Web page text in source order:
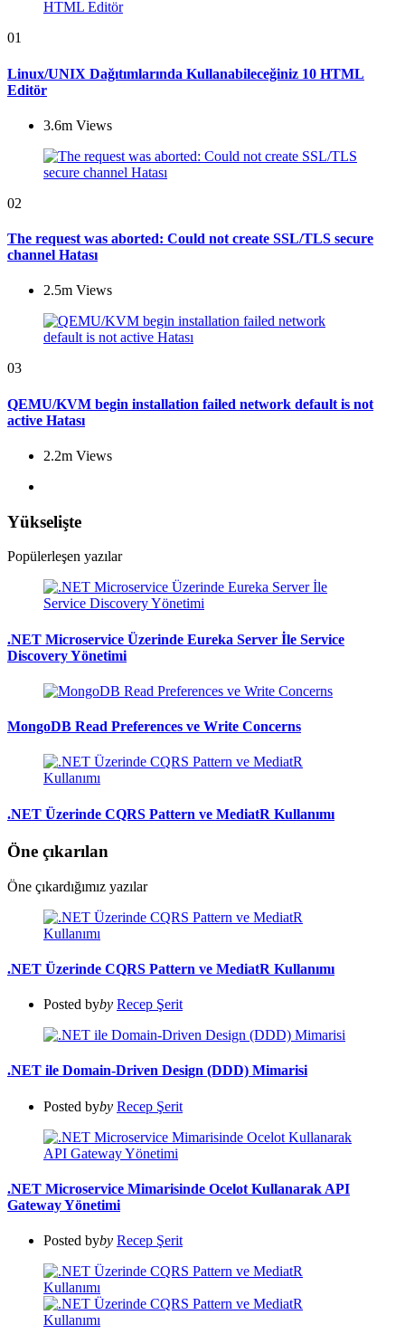
01
Linux/UNIX Dağıtımlarında Kullanabileceğiniz 10 HTML
Editör
3.6m Views
02
The request was aborted: Could not create SSL/TLS secure
channel Hatası
2.5m Views
03
QEMU/KVM begin installation failed network default is not
active Hatası
2.2m Views
Yükselişte
Popülerleşen yazılar
.NET Microservice Üzerinde Eureka Server İle Service
Discovery Yönetimi
MongoDB Read Preferences ve Write Concerns
.NET Üzerinde CQRS Pattern ve MediatR Kullanımı
Öne çıkarılan
Öne çıkardığımız yazılar
.NET Üzerinde CQRS Pattern ve MediatR Kullanımı
Posted byby Recep Şerit
.NET ile Domain-Driven Design (DDD) Mimarisi
Posted byby Recep Şerit
.NET Microservice Mimarisinde Ocelot Kullanarak API
Gateway Yönetimi
Posted byby Recep Şerit